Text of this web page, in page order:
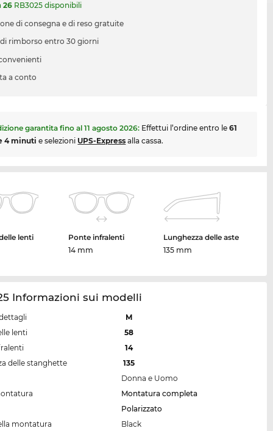
26 RB3025 disponibili
di consegna e di reso gratuite
rimborso entro 30 giorni
a conto
garantita fino al11 agosto 2026: Effettui l’ordine entro le61
4 minuti e selezioni UPS-Express alla cassa.
lenti
Ponte infralenti
14 mm
Lunghezza delle aste
135 mm
Informazioni sui modelli
M
lenti
58
14
delle stanghette
135
Donna e Uomo
Montatura completa
Polarizzato
montatura
Black